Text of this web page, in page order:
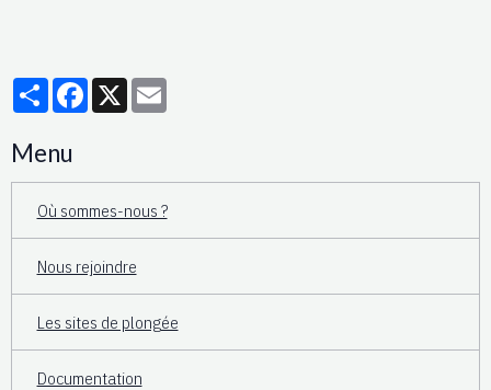
PartagerFacebook
X
Menu
Où sommes-nous ?
Nous rejoindre
Les sites de plongée
Documentation